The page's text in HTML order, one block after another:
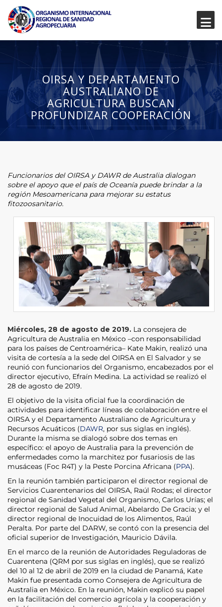
OIRSA Y DEPARTAMENTO
AUSTRALIANO DE
AGRICULTURA BUSCAN
PROFUNDIZAR COOPERACIÓN
Funcionarios del OIRSA y DAWR de Australia dialogan
sobre el apoyo que el país de Oceanía puede brindar a la
región Mesoamericana para mejorar su estatus
fitozoosanitario.
Miércoles, 28 de agosto de 2019. La consejera de
Agricultura de Australia en México –con responsabilidad
para los países de Centroamérica– Kate Makin, realizó una
visita de cortesía a la sede del OIRSA en El Salvador y se
reunió con funcionarios del Organismo, encabezados por el
director ejecutivo, Efraín Medina. La actividad se realizó el
28 de agosto de 2019.
El objetivo de la visita oficial fue la coordinación de
actividades para identificar líneas de colaboración entre el
OIRSA y el Departamento Australiano de Agricultura y
Recursos Acuáticos (DAWR, por sus siglas en inglés).
Durante la misma se dialogó sobre dos temas en
específico: el apoyo de Australia para la prevención de
enfermedades como la marchitez por fusariosis de las
musáceas (Foc R4T) y la Peste Porcina Africana (PPA).
En la reunión también participaron el director regional de
Servicios Cuarentenarios del OIRSA, Raúl Rodas; el director
regional de Sanidad Vegetal del Organismo, Carlos Urías; el
director regional de Salud Animal, Abelardo De Gracia; y el
director regional de Inocuidad de los Alimentos, Raúl
Peralta. Por parte del DARW, se contó con la presencia del
oficial superior de Investigación, Mauricio Dávila.
En el marco de la reunión de Autoridades Reguladoras de
Cuarentena (QRM por sus siglas en inglés), que se realizó
del 10 al 12 de abril de 2019 en la ciudad de Panamá, Kate
Makin fue presentada como Consejera de Agricultura de
Australia en México. En la reunión, Makin explicó su papel
en la facilitación del comercio agrícola y la cooperación y